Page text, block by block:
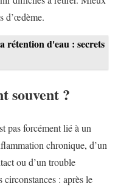
d’œdème.
rétention d'eau : secrets
souvent ?
pas forcément lié à un
chronique, d’un
ou d’un trouble
: après le